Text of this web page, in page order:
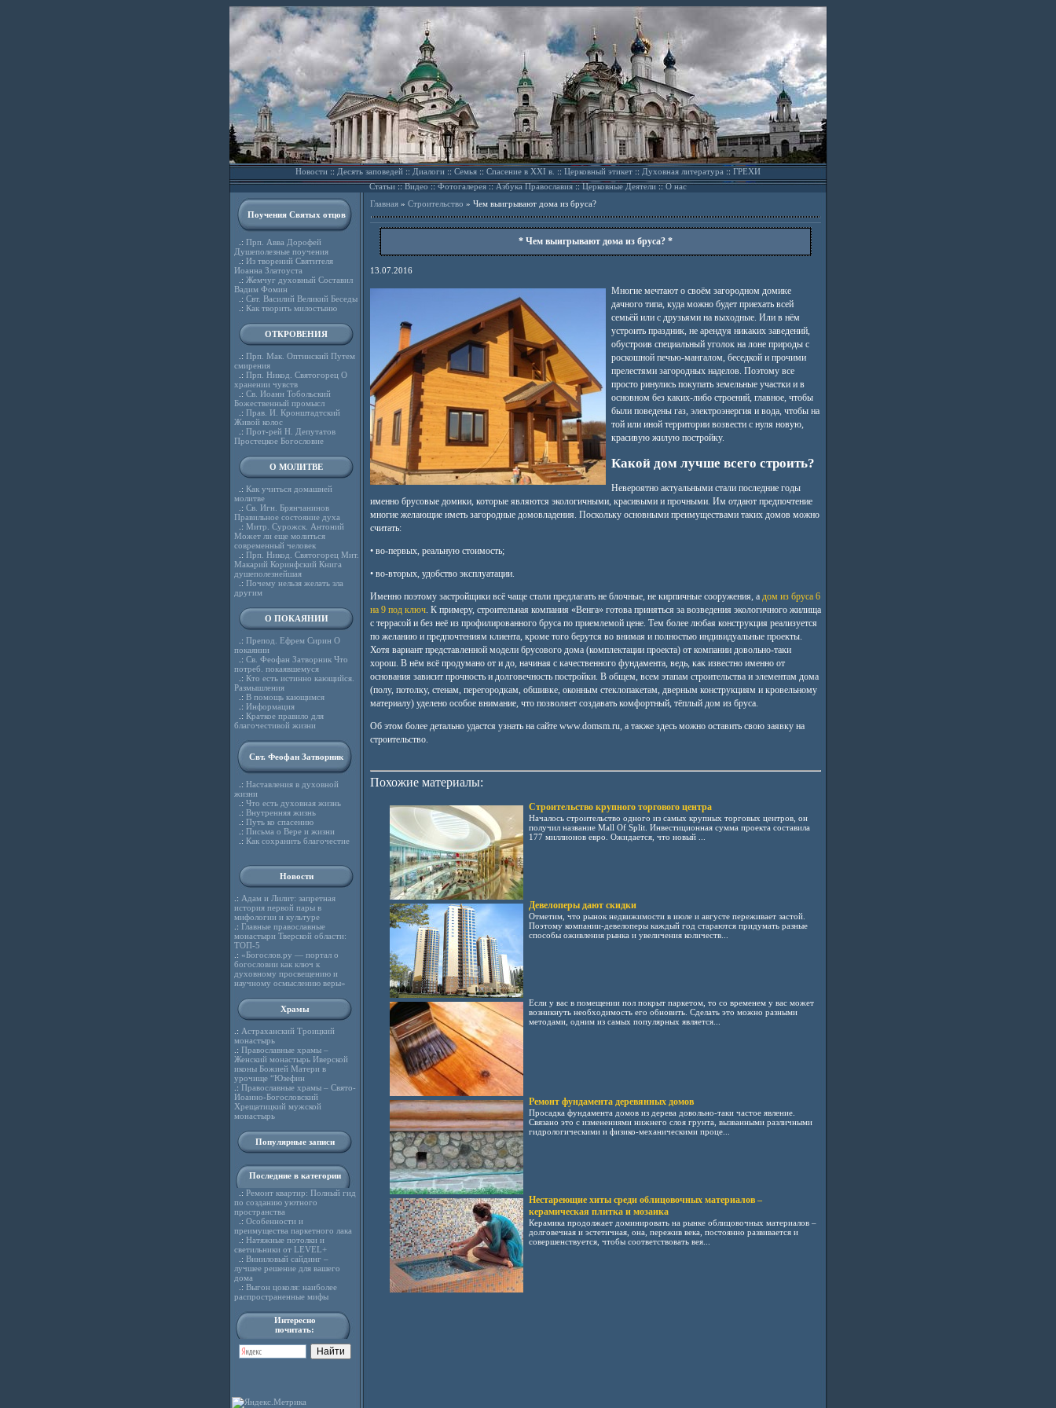
Новости::Десять заповедей::Диалоги::Семья::Спасение в XXI в.::Церковный этикет::Духовная литература::ГРЕХИ
Статьи::Видео ::Фотогалерея::Азбука Православия::Церковные Деятели::О нас
Поучения Святых отцов
.: Прп. Авва Дорофей
Душеполезные поучения
.: Из творений Святителя
Иоанна Златоуста
.: Жемчуг духовный Составил
Вадим Фомин
.: Свт. Василий Великий Беседы
.: Как творить милостыню
ОТКРОВЕНИЯ
.: Прп. Мак. Оптинский Путем
смирения
.: Прп. Никод. Святогорец О
хранении чувств
.: Св. Иоанн Тобольский
Божественный промысл
.: Прав. И. Кронштадтский
Живой колос
.: Прот-рей Н. Депутатов
Простецкое Богословие
О МОЛИТВЕ
.: Как учиться домашней
молитве
.: Св. Игн. Брянчанинов
Правильное состояние духа
.: Митр. Сурожск. Антоний
Может ли еще молиться
современный человек
.: Прп. Никод. Святогорец Мит.
Макарий Коринфский Книга
душеполезнейшая
.: Почему нельзя желать зла
другим
О ПОКАЯНИИ
.: Препод. Ефрем Сирин О
покаянии
.: Св. Феофан Затворник Что
потреб. покаявшемуся
.: Кто есть истинно кающийся.
Размышления
.: В помощь кающимся
.: Информация
.: Краткое правило для
благочестивой жизни
Свт. Феофан Затворник
.: Наставления в духовной
жизни
.: Что есть духовная жизнь
.: Внутренняя жизнь
.: Путь ко спасению
.: Письма о Вере и жизни
.: Как сохранить благочестие
Новости
.: Адам и Лилит: запретная
история первой пары в
мифологии и культуре
.: Главные православные
монастыри Тверской области:
ТОП-5
.: «Богослов.ру — портал о
богословии как ключ к
духовному просвещению и
научному осмыслению веры»
Храмы
.: Астраханский Троицкий
монастырь
.: Православные храмы –
Женский монастырь Иверской
иконы Божией Матери в
урочище “Юзефин
.: Православные храмы – Свято-
Иоанно-Богословский
Хрещатицкий мужской
монастырь
Популярные записи
Последние в категории
.: Ремонт квартир: Полный гид
по созданию уютного
пространства
.: Особенности и
преимущества паркетного лака
.: Натяжные потолки и
светильники от LEVEL+
.: Виниловый сайдинг –
лучшее решение для вашего
дома
.: Выгон цоколя: наиболее
распространенные мифы
Интересно
почитать:
Главная» Строительство » Чем выигрывают дома из бруса?
* Чем выигрывают дома из бруса? *
13.07.2016
Многие мечтают о своём загородном домике
дачного типа, куда можно будет приехать всей
семьёй или с друзьями на выходные. Или в нём
устроить праздник, не арендуя никаких заведений,
обустроив специальный уголок на лоне природы с
роскошной печью-мангалом, беседкой и прочими
прелестями загородных наделов. Поэтому все
просто ринулись покупать земельные участки и в
основном без каких-либо строений, главное, чтобы
были поведены газ, электроэнергия и вода, чтобы на
той или иной территории возвести с нуля новую,
красивую жилую постройку.
Какой дом лучше всего строить?
Невероятно актуальными стали последние годы
именно брусовые домики, которые являются экологичными, красивыми и прочными. Им отдают предпочтение
многие желающие иметь загородные домовладения. Поскольку основными преимуществами таких домов можно
считать:
• во-первых, реальную стоимость;
• во-вторых, удобство эксплуатации.
Именно поэтому застройщики всё чаще стали предлагать не блочные, не кирпичные сооружения, а дом из бруса 6
на 9 под ключ. К примеру, строительная компания «Венга» готова приняться за возведения экологичного жилища
с террасой и без неё из профилированного бруса по приемлемой цене. Тем более любая конструкция реализуется
по желанию и предпочтениям клиента, кроме того берутся во внимая и полностью индивидуальные проекты.
Хотя вариант представленной модели брусового дома (комплектации проекта) от компании довольно-таки
хорош. В нём всё продумано от и до, начиная с качественного фундамента, ведь, как известно именно от
основания зависит прочность и долговечность постройки. В общем, всем этапам строительства и элементам дома
(полу, потолку, стенам, перегородкам, обшивке, оконным стеклопакетам, дверным конструкциям и кровельному
материалу) уделено особое внимание, что позволяет создавать комфортный, тёплый дом из бруса.
Об этом более детально удастся узнать на сайте www.domsm.ru, а также здесь можно оставить свою заявку на
строительство.
Похожие материалы:
Строительство крупного торгового центра
Началось строительство одного из самых крупных торговых центров, он
получил название Mall Of Split. Инвестиционная сумма проекта составила
177 миллионов евро. Ожидается, что новый ...
Девелоперы дают скидки
Отметим, что рынок недвижимости в июле и августе переживает застой.
Поэтому компании-девелоперы каждый год стараются придумать разные
способы оживления рынка и увеличения количеств...
Если у вас в помещении пол покрыт паркетом, то со временем у вас может
возникнуть необходимость его обновить. Сделать это можно разными
методами, одним из самых популярных является...
Ремонт фундамента деревянных домов
Просадка фундамента домов из дерева довольно-таки частое явление.
Связано это с изменениями нижнего слоя грунта, вызванными различными
гидрологическими и физико-механическими проце...
Нестареющие хиты среди облицовочных материалов –
керамическая плитка и мозаика
Керамика продолжает доминировать на рынке облицовочных материалов –
долговечная и эстетичная, она, пережив века, постоянно развивается и
совершенствуется, чтобы соответствовать вея...